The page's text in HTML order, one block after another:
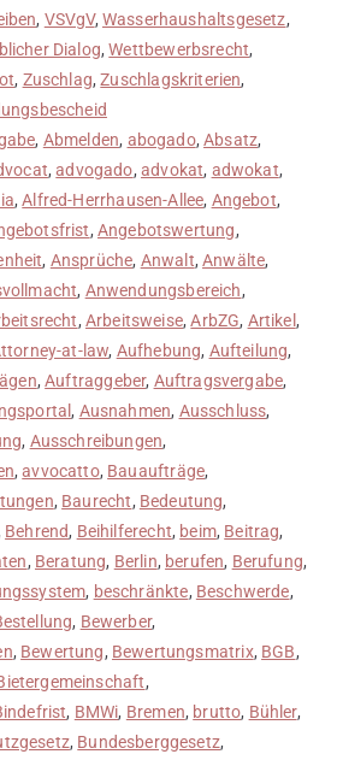
, VSVgV, Wasserhaushaltsgesetz,
Dialog,Wettbewerbsrecht,
, Zuschlag,Zuschlagskriterien,
, Abmelden, abogado,Absatz,
,advogado,advokat, adwokat,
,Alfred-Herrhausen-Allee, Angebot,
, Angebotswertung,
, Ansprüche, Anwalt,Anwälte,
, Anwendungsbereich,
, Arbeitsweise,ArbZG, Artikel ,
at-law, Aufhebung, Aufteilung,
,Auftraggeber, Auftragsvergabe,
, Ausnahmen, Ausschluss,
, Ausschreibungen,
,avvocatto, Bauaufträge,
, Baurecht, Bedeutung,
Behrend, Beihilferecht, beim, Beitrag,
, Beratung, Berlin, berufen, Berufung,
, beschränkte, Beschwerde,
, Bewerber,
, Bewertung, Bewertungsmatrix, BGB,
,
, BMWi, Bremen, brutto, Bühler,
, Bundesberggesetz,